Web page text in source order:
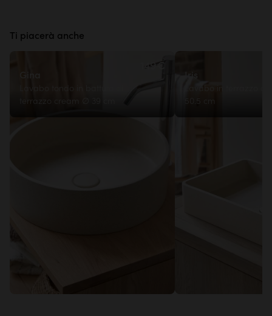
Ti piacerà anche
Lavabo tondo in battuto di
terrazzo cream ∅ 39 cm
149€
50.5 cm